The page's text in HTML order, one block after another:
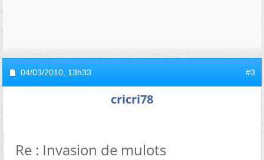
04/03/2010, 13h33 #3
cricri78
Re : Invasion de mulots